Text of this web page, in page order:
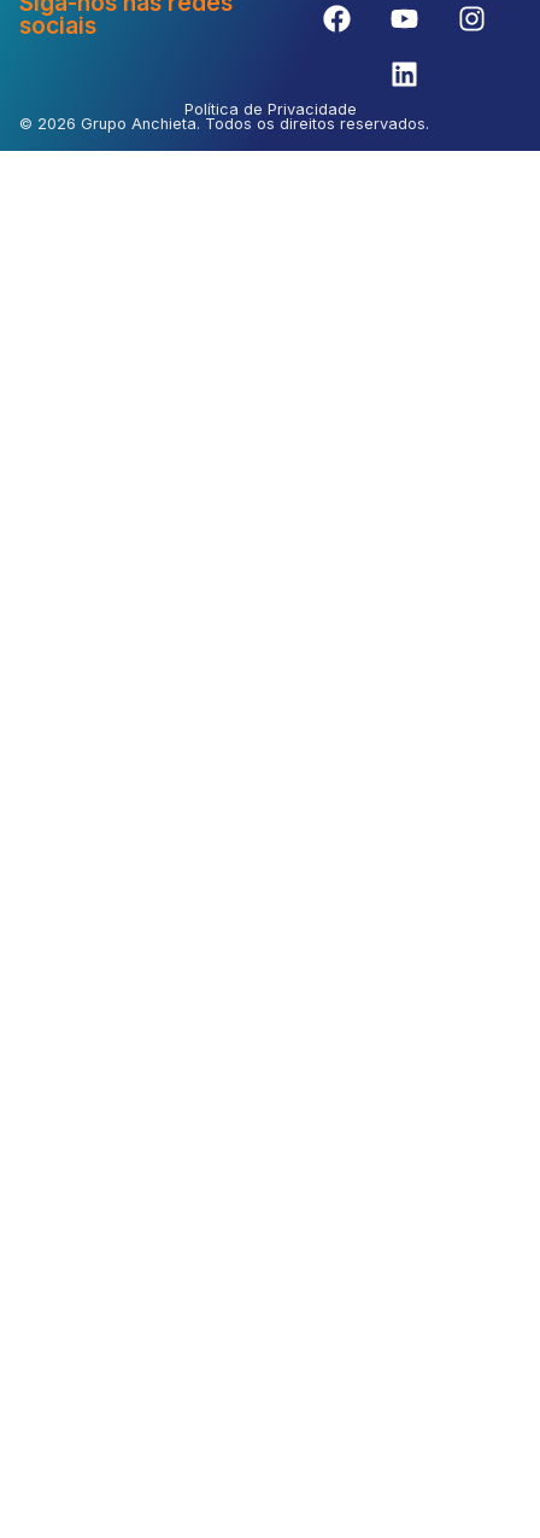
sociais
© 2026 Grupo Anchieta. Todos os direitos reservados.
Política de Privacidade